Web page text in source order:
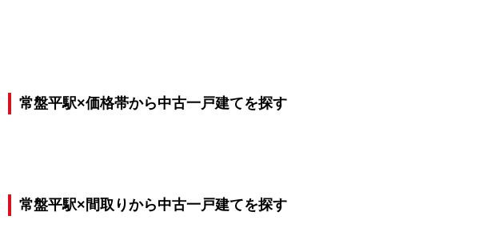
常盤平駅×価格帯から中古一戸建てを探す
常盤平駅×間取りから中古一戸建てを探す